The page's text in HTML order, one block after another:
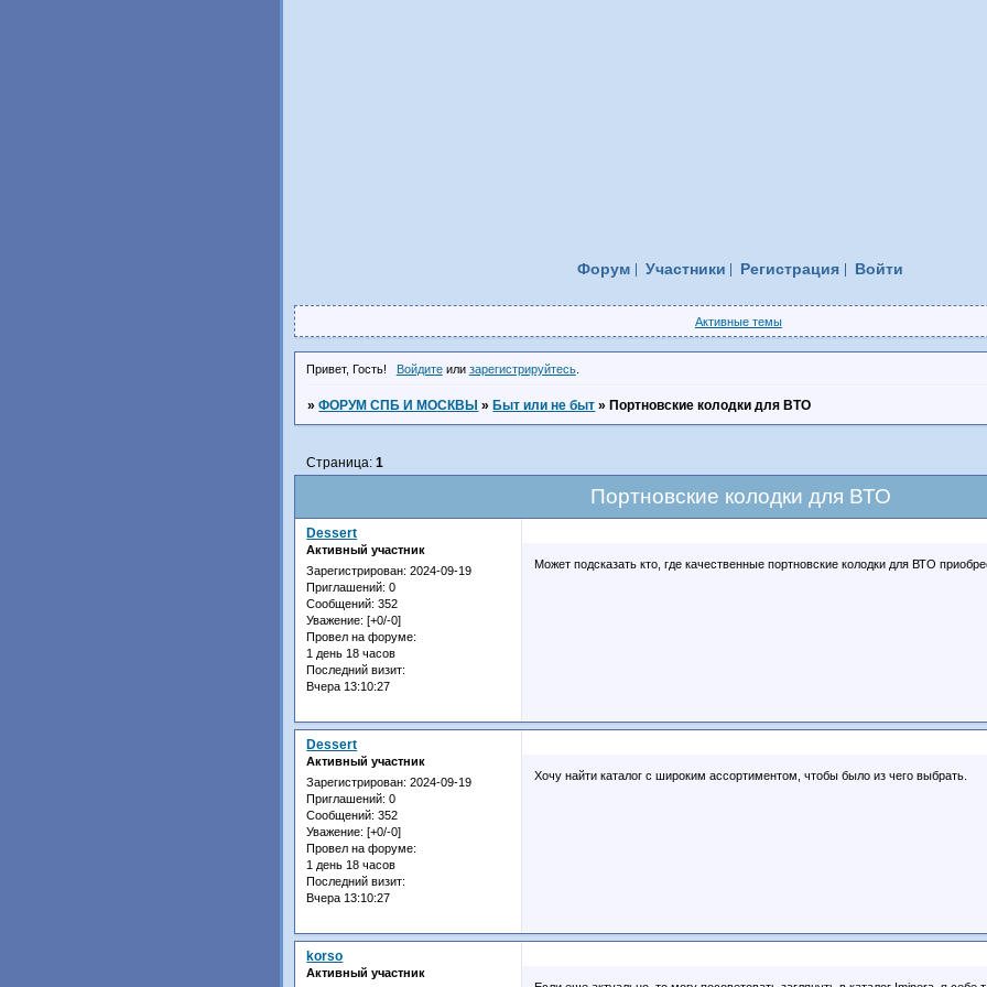
Форум Участники Регистрация Войти
Активные темы
Привет, Гость! Войдитеили зарегистрируйтесь.
»ФОРУМ СПБ И МОСКВЫ » Быт или не быт » Портновские колодки для ВТО
Портновские колодки для ВТО
Страница:1
Dessert
Активный участник
Зарегистрирован: 2024-09-19
Приглашений: 0
Сообщений: 352
Уважение: [+0/-0]
Провел на форуме:
1 день 18 часов
Последний визит:
Вчера 13:10:27
Может подсказать кто, где качественные портновские колодки для ВТО
Dessert
Активный участник
Зарегистрирован: 2024-09-19
Приглашений: 0
Сообщений: 352
Уважение: [+0/-0]
Провел на форуме:
1 день 18 часов
Последний визит:
Вчера 13:10:27
Хочу найти каталог с широким ассортиментом, чтобы было из чего выбрать.
korso
Активный участник